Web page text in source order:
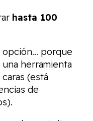
hasta 100
opción… porque
herramienta
(está
de